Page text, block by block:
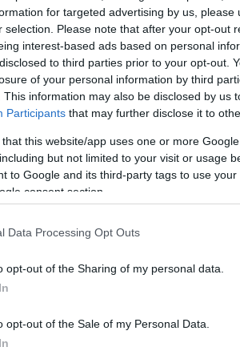
for targeted advertising by us,
selection. Please note that after your opt-out
interest-based ads based on personal
to third parties prior to your opt-out.
of your personal information by third
This information may also be disclosed by us
Participants that may further disclose it to
that this website/app uses one or more
but not limited to your visit or usage
to Google and its third-party tags to use
consent section.
Data Processing Opt Outs
opt-out of the Sharing of my personal data.
opt-out of the Sale of my Personal Data.
ερυθρά
– Η κατάσταση στην
έκθεση του ECDC αποτυπώνει την
Ευρώπη και τις προκλήσεις που
- Ποια η εικόνα της Ελλάδας
– Η κατάσταση στην
Ευρώπη και τις προκλήσεις που
- Ποια η εικόνα της Ελλάδας
14